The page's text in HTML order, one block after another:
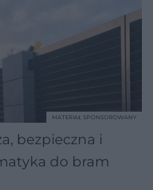
bezpieczna i
do bram
MATERIAŁ SPONSOROWANY